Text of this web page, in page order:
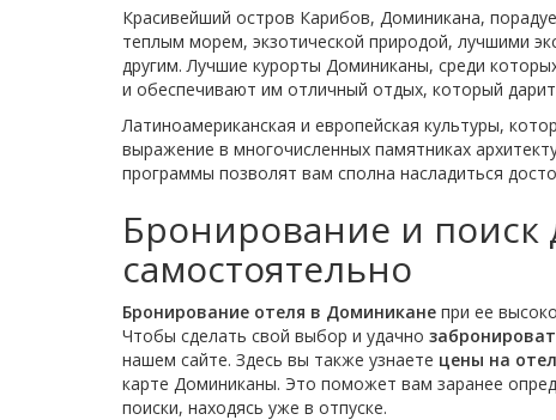
Красивейший остров Карибов, Доминикана,
теплым морем, экзотической природой, лучшими
другим. Лучшие курорты Доминиканы, среди
и обеспечивают им отличный отдых, который
Латиноамериканская и европейская культуры,
выражение в многочисленных памятниках
программы позволят вам сполна насладиться
Бронирование и
самостоятельно
Бронирование отеля в Доминикане при ее
Чтобы сделать свой выбор и удачно
нашем сайте. Здесь вы также узнаете цены на
карте Доминиканы. Это поможет вам заранее
поиски, находясь уже в отпуске.